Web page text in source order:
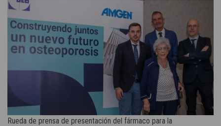
Rueda de prensa de presentación del fármaco para la